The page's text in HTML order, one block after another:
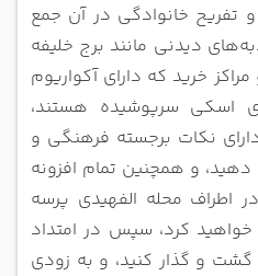
بچه ها در دبی
و گذار
تفریح ​​خانوادگی در آن جمع
دیدنی مانند برج خلیفه
خرید که دارای آکواریوم‌
سرپوشیده هستند،
نکات برجسته فرهنگی و
دهید، و همچنین تمام افزونه
در اطراف محله الفهیدی پرسه
کرد، سپس در امتداد
و گذار کنید، و به زودی